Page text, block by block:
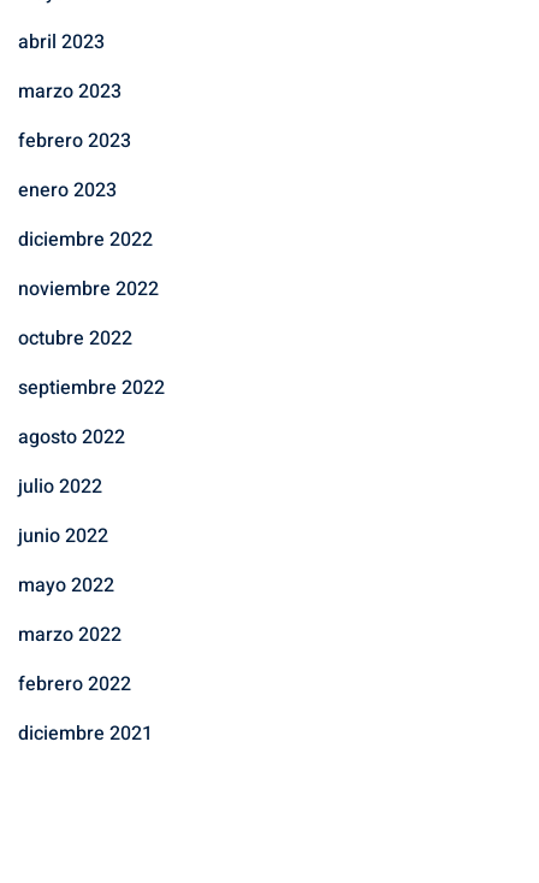
abril 2023
marzo 2023
febrero 2023
enero 2023
diciembre 2022
noviembre 2022
octubre 2022
septiembre 2022
agosto 2022
julio 2022
junio 2022
mayo 2022
marzo 2022
febrero 2022
diciembre 2021